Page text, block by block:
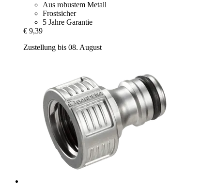
Aus robustem Metall
Frostsicher
5 Jahre Garantie
€ 9,39
Zustellung bis 08. August